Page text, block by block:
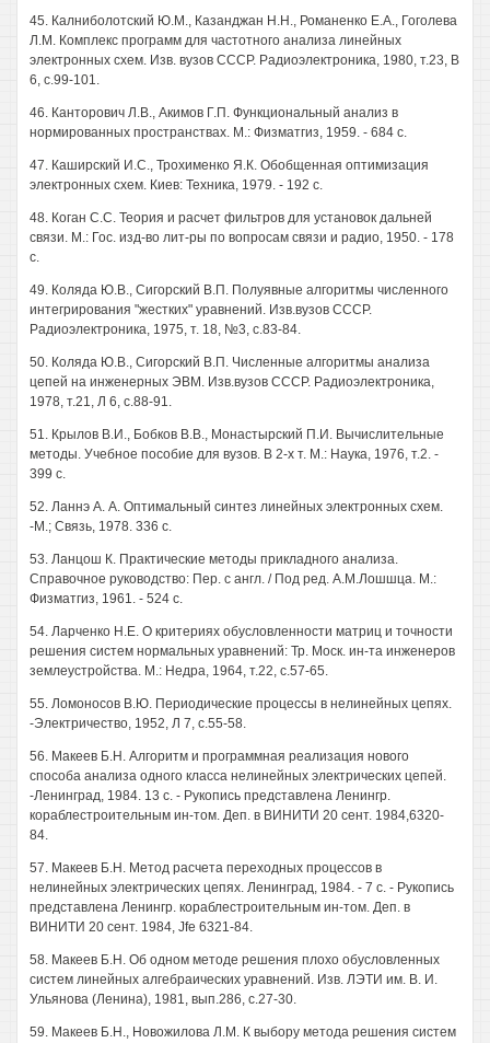
45. Калниболотский Ю.М., Казанджан Н.Н., Романенко Е.А., Гоголева
Л.М. Комплекс программ для частотного анализа линейных
электронных схем. Изв. вузов СССР. Радиоэлектроника, 1980, т.23, В
6, с.99-101.
46. Канторович Л.В., Акимов Г.П. Функциональный анализ в
нормированных пространствах. М.: Физматгиз, 1959. - 684 с.
47. Каширский И.С., Трохименко Я.К. Обобщенная оптимизация
электронных схем. Киев: Техника, 1979. - 192 с.
48. Коган С.С. Теория и расчет фильтров для установок дальней
связи. М.: Гос. изд-во лит-ры по вопросам связи и радио, 1950. - 178
с.
49. Коляда Ю.В., Сигорский В.П. Полуявные алгоритмы численного
интегрирования "жестких" уравнений. Изв.вузов СССР.
Радиоэлектроника, 1975, т. 18, №3, с.83-84.
50. Коляда Ю.В., Сигорский В.П. Численные алгоритмы анализа
цепей на инженерных ЭВМ. Изв.вузов СССР. Радиоэлектроника,
1978, т.21, Л 6, с.88-91.
51. Крылов В.И., Бобков В.В., Монастырский П.И. Вычислительные
методы. Учебное пособие для вузов. В 2-х т. М.: Наука, 1976, т.2. -
399 с.
52. Ланнэ А. А. Оптимальный синтез линейных электронных схем.
-М.; Связь, 1978. 336 с.
53. Ланцош К. Практические методы прикладного анализа.
Справочное руководство: Пер. с англ. / Под ред. А.М.Лошшца. М.:
Физматгиз, 1961. - 524 с.
54. Ларченко Н.Е. О критериях обусловленности матриц и точности
решения систем нормальных уравнений: Тр. Моск. ин-та инженеров
землеустройства. М.: Недра, 1964, т.22, с.57-65.
55. Ломоносов В.Ю. Периодические процессы в нелинейных цепях.
-Электричество, 1952, Л 7, с.55-58.
56. Макеев Б.Н. Алгоритм и программная реализация нового
способа анализа одного класса нелинейных электрических цепей.
-Ленинград, 1984. 13 с. - Рукопись представлена Ленингр.
кораблестроительным ин-том. Деп. в ВИНИТИ 20 сент. 1984,6320-
84.
57. Макеев Б.Н. Метод расчета переходных процессов в
нелинейных электрических цепях. Ленинград, 1984. - 7 с. - Рукопись
представлена Ленингр. кораблестроительным ин-том. Деп. в
ВИНИТИ 20 сент. 1984, Jfe 6321-84.
58. Макеев Б.Н. Об одном методе решения плохо обусловленных
систем линейных алгебраических уравнений. Изв. ЛЭТИ им. В. И.
Ульянова (Ленина), 1981, вып.286, с.27-30.
59. Макеев Б.Н., Новожилова Л.М. К выбору метода решения систем